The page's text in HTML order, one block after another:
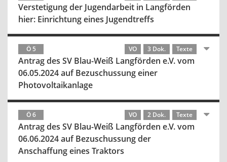
Verstetigung der Jugendarbeit in Langförden
hier: Einrichtung eines Jugendtreffs
Ö 5 VO 3 Dok. Texte
Antrag des SV Blau-Weiß Langförden e.V. vom
06.05.2024 auf Bezuschussung einer
Photovoltaikanlage
Ö 6 VO 2 Dok. Texte
Antrag des SV Blau-Weiß Langförden e.V. vom
06.06.2024 auf Bezuschussung der
Anschaffung eines Traktors